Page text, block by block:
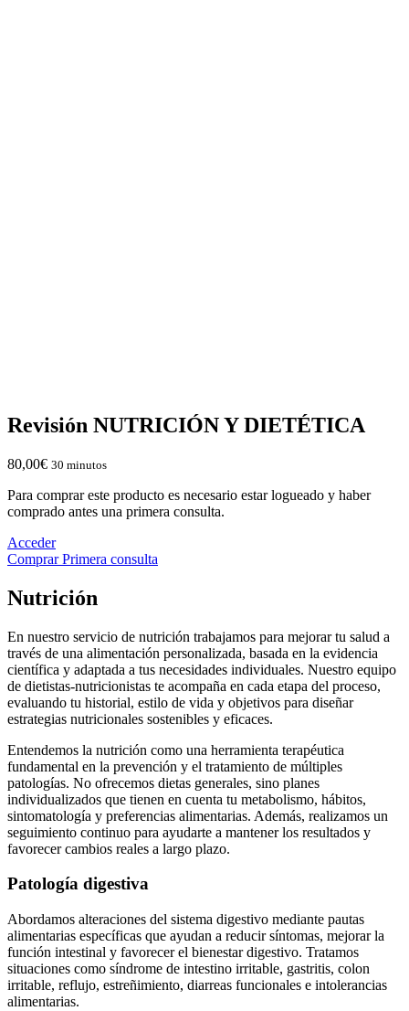
Revisión NUTRICIÓN Y DIETÉTICA
80,00€ 30 minutos
Para comprar este producto es necesario estar logueado y haber
comprado antes una primera consulta.
Acceder
Comprar Primera consulta
Nutrición
En nuestro servicio de nutrición trabajamos para mejorar tu salud a
través de una alimentación personalizada, basada en la evidencia
científica y adaptada a tus necesidades individuales. Nuestro equipo
de dietistas-nutricionistas te acompaña en cada etapa del proceso,
evaluando tu historial, estilo de vida y objetivos para diseñar
estrategias nutricionales sostenibles y eficaces.
Entendemos la nutrición como una herramienta terapéutica
fundamental en la prevención y el tratamiento de múltiples
patologías. No ofrecemos dietas generales, sino planes
individualizados que tienen en cuenta tu metabolismo, hábitos,
sintomatología y preferencias alimentarias. Además, realizamos un
seguimiento continuo para ayudarte a mantener los resultados y
favorecer cambios reales a largo plazo.
Patología digestiva
Abordamos alteraciones del sistema digestivo mediante pautas
alimentarias específicas que ayudan a reducir síntomas, mejorar la
función intestinal y favorecer el bienestar digestivo. Tratamos
situaciones como síndrome de intestino irritable, gastritis, colon
irritable, reflujo, estreñimiento, diarreas funcionales e intolerancias
alimentarias.